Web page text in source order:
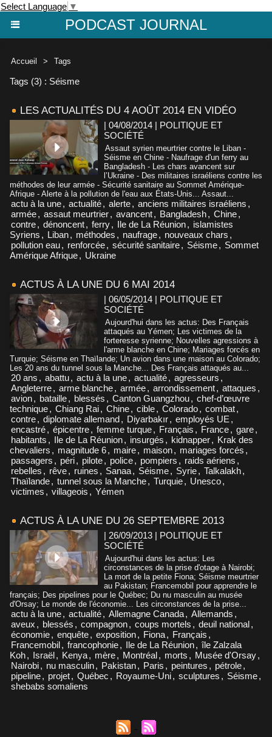
Select Language ▼
PODCAST JOURNAL
Accueil > Tags
Tags (3) : Séisme
LES ACTUALITÉS DU 4 AOÛT 2014 EN VIDÉO
| 04/08/2014 | POLITIQUE ET
SOCIÉTÉ
Assaut syrien meurtrier contre le Liban -
Séisme en Chine - Naufrage d'un ferry au
Bangladesh - Les chars avancent sur
l’Ukraine - Des militaires israéliens contre les
méthodes de leur armée - Sécurité sanitaire au Sommet Amérique-
Afrique - Alerte à la pollution de l'eau aux États-Unis... Assaut...
actu à la une, actualité, alerte, anciens militaires israéliens ,
armée, assaut meurtrier, avancent, Bangladesh, Chine,
contre, dénoncent, ferry, Ile de La Réunion, islamistes
Syriens , Liban, méthodes , naufrage, nouveaux chars ,
pollution eau, renforcée, sécurité sanitaire, Séisme, Sommet
Amérique Afrique, Ukraine
ACTUS À LA UNE DU 6 MAI 2014
| 06/05/2014 | POLITIQUE ET
SOCIÉTÉ
Aujourd'hui dans les actus: Des Français
attaqués au Yémen; Les victimes de la
forteresse syrienne; Nouvelles agressions à
l'arme blanche en Chine; Mariages forcés en
Turquie; Séisme en Thaïlande; Un avion dans une maison au Colorado;
Les 20 ans du tunnel sous la Manche... Des Français attaqués au...
20 ans , abattu, actu à la une, actualité, agresseurs ,
Angleterre, arme blanche, armée, arrondissement, attaques ,
avion, bataille, blessés , Canton Guangzhou, chef-d’œuvre
technique, Chiang Rai, Chine, cible, Colorado, combat,
contre, diplomate allemand, Diyarbakır, employés UE ,
encastré, épicentre, femme turque, Français , France, gare,
habitants , Ile de La Réunion, insurgés , kidnapper, Krak des
chevaliers , magnitude 6, maire, maison, mariages forcés ,
passagers , péri, pilote, police, pompiers , raids aériens ,
rebelles , rêve, ruines , Sanaa, Séisme, Syrie, Talkalakh,
Thaïlande, tunnel sous la Manche, Turquie, Unesco,
victimes , villageois , Yémen
ACTUS À LA UNE DU 26 SEPTEMBRE 2013
| 26/09/2013 | POLITIQUE ET
SOCIÉTÉ
Aujourd'hui dans les actus: Les
circonstances de la prise d'otage à Nairobi;
La mort de la petite Fiona; Séisme meurtrier
au Pakistan; Francemobil pour apprendre le
français; Des pipelines pour le Québec; Du nu masculin au musée
d'Orsay; Le monde de l'économie... Les circonstances de la prise...
actu à la une, actualité, Allemagne Canada, Allemands ,
aveux , blessés , compagnon, coups mortels , deuil national,
économie, enquête, exposition, Fiona, Français ,
Francemobil, francophonie, Ile de La Réunion, île Zalzala
Koh, Israël, Kenya, mère, Montréal, morts , Musée d'Orsay,
Nairobi, nu masculin, Pakistan, Paris , peintures , pétrole,
pipeline, projet, Québec , Royaume-Uni, sculptures , Séisme,
shebabs somaliens